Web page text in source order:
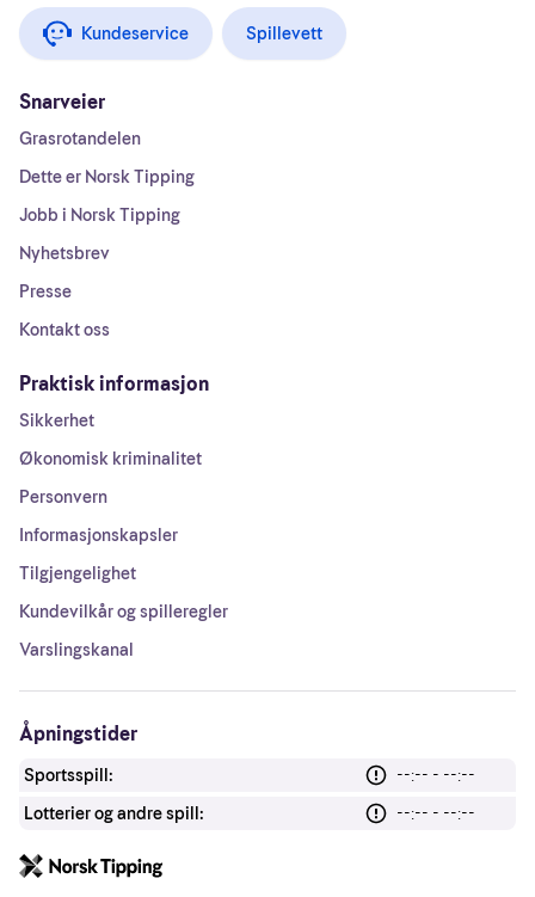
Kundeservice Spillevett
Snarveier
Grasrotandelen
Dette er Norsk Tipping
Jobb i Norsk Tipping
Nyhetsbrev
Presse
Kontakt oss
Praktisk informasjon
Sikkerhet
Økonomisk kriminalitet
Personvern
Informasjonskapsler
Tilgjengelighet
Kundevilkår og spilleregler
Varslingskanal
Åpningstider
Sportsspill:
--:-- - --:--
Lotterier og andre spill:
--:-- - --:--